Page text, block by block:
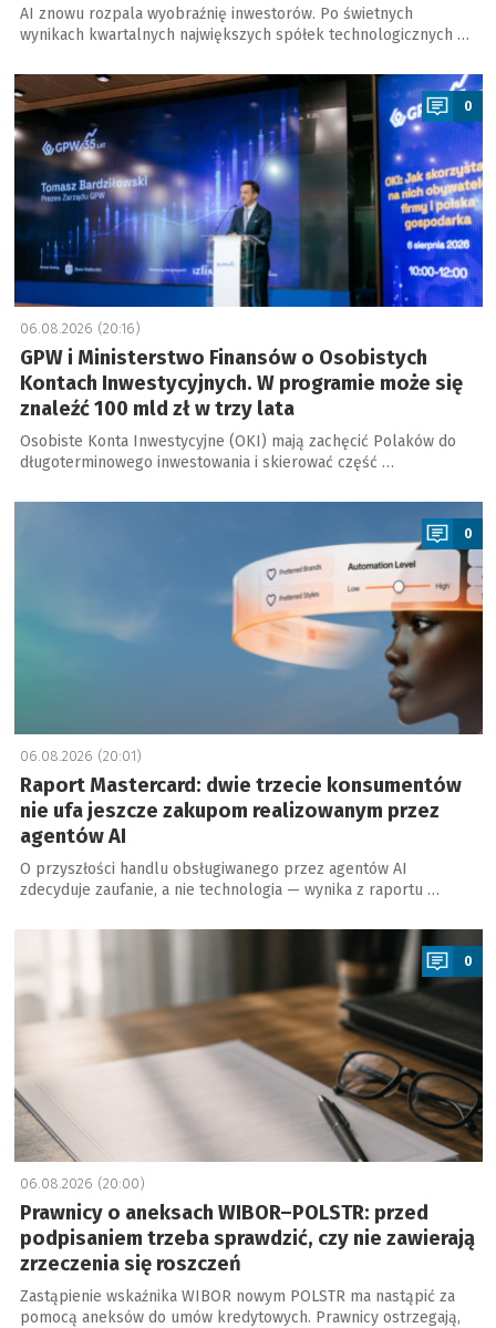
AI znowu rozpala wyobraźnię inwestorów. Po świetnych
wynikach kwartalnych największych spółek technologicznych …
a
0
06.08.2026 (20:16)
GPW i Ministerstwo Finansów o Osobistych
Kontach Inwestycyjnych. W programie może się
znaleźć 100 mld zł w trzy lata
Osobiste Konta Inwestycyjne (OKI) mają zachęcić Polaków do
długoterminowego inwestowania i skierować część …
a
0
06.08.2026 (20:01)
Raport Mastercard: dwie trzecie konsumentów
nie ufa jeszcze zakupom realizowanym przez
agentów AI
O przyszłości handlu obsługiwanego przez agentów AI
zdecyduje zaufanie, a nie technologia — wynika z raportu …
a
0
06.08.2026 (20:00)
Prawnicy o aneksach WIBOR–POLSTR: przed
podpisaniem trzeba sprawdzić, czy nie zawierają
zrzeczenia się roszczeń
Zastąpienie wskaźnika WIBOR nowym POLSTR ma nastąpić za
pomocą aneksów do umów kredytowych. Prawnicy ostrzegają,